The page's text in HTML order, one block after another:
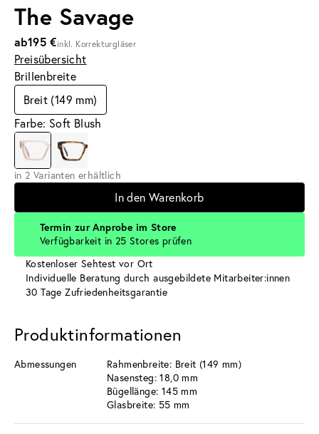
The Savage
ab195 €inkl. Korrekturgläser
Preisübersicht
Brillenbreite
Breit (149 mm)
Farbe: Soft Blush
in 2 Varianten erhältlich
In den Warenkorb
Termin zur Anprobe im Store
Verfügbarkeit in 25 Stores prüfen
Kostenloser Sehtest vor Ort
Individuelle Beratung durch ausgebildete Mitarbeiter:innen
30 Tage Zufriedenheitsgarantie
Produktinformationen
Abmessungen
Rahmenbreite: Breit (149 mm)
Nasensteg: 18,0 mm
Bügellänge: 145 mm
Glasbreite: 55 mm